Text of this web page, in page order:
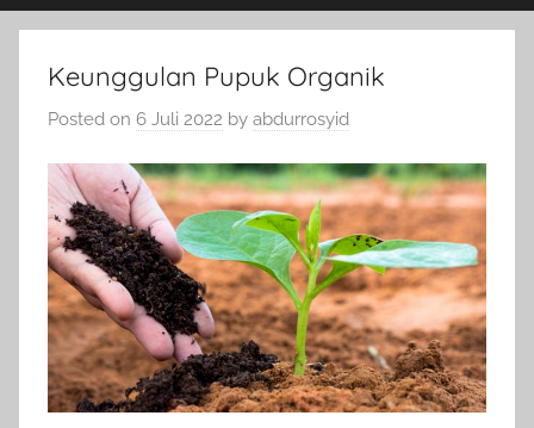
Keunggulan Pupuk Organik
Posted on 6 Juli 2022 by abdurrosyid